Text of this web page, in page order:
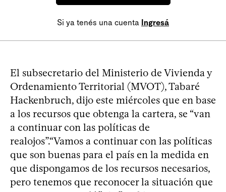
Si ya tenés una cuenta Ingresá
El subsecretario del Ministerio de Vivienda y
Ordenamiento Territorial (MVOT), Tabaré
Hackenbruch, dijo este miércoles que en base
a los recursos que obtenga la cartera, se “van
a continuar con las políticas de
realojos”.“Vamos a continuar con las políticas
que son buenas para el país en la medida en
que dispongamos de los recursos necesarios,
pero tenemos que reconocer la situación que